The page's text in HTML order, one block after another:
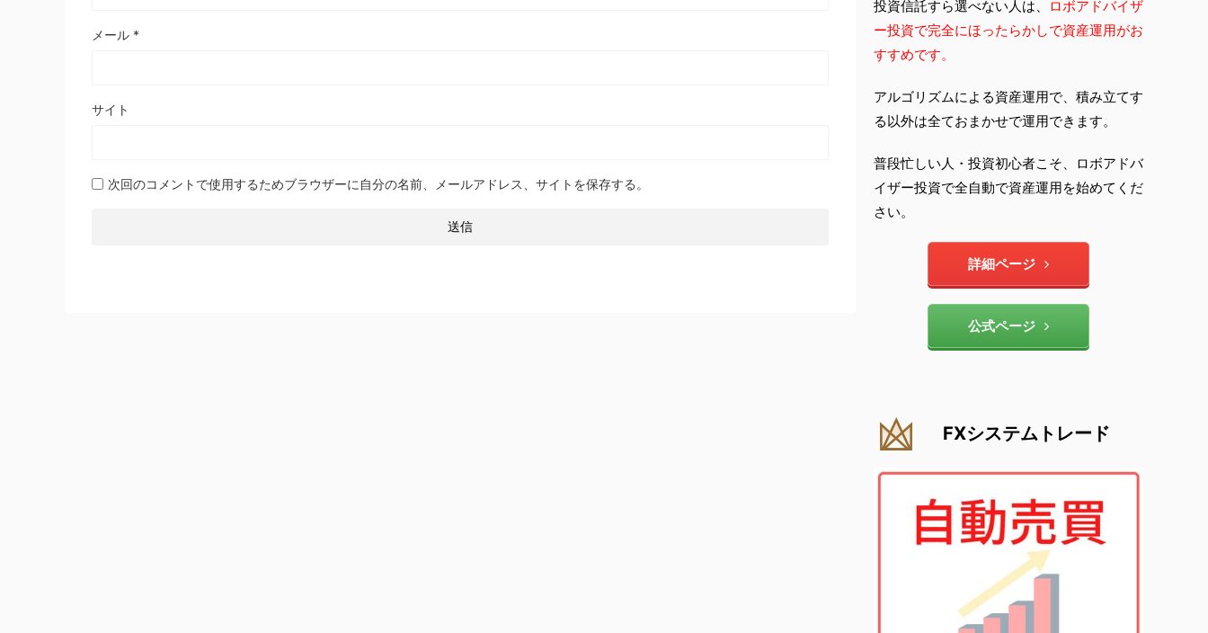
メール *
サイト
次回のコメントで使用するためブラウザーに自分の名前、メールアドレス、サイトを保存する。
投資信託すら選べない人は、
ロボアドバイザ
ー投資で完全にほったらかしで資産運用がお
すすめです。
アルゴリズムによる資産運用で、積み立てす
る以外は全ておまかせで運用できます。
普段忙しい人・投資初心者こそ、ロボアドバ
イザー投資で全自動で資産運用を始めてくだ
さい。
詳細ページ
公式ページ
FXシステムトレード